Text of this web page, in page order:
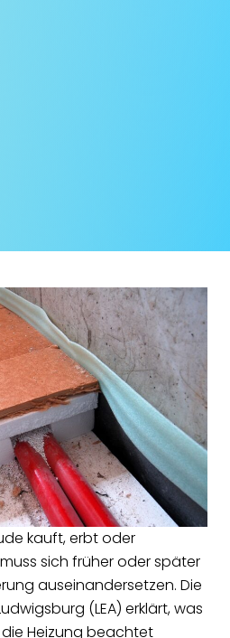
kauft, erbt oder
sich früher oder später
auseinandersetzen. Die
(LEA) erklärt, was
Heizung beachtet